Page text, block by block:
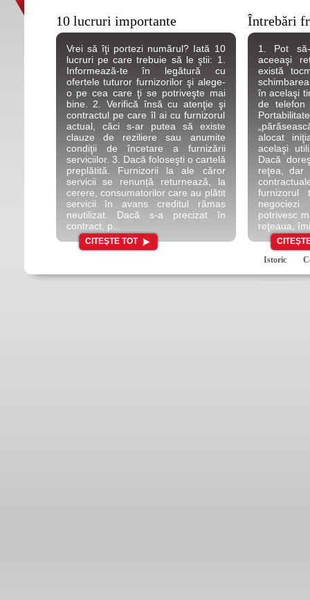
10 lucruri importante
Vrei să îţi portezi numărul? Iată 10
lucruri pe care trebuie să le ştii: 1.
Informează-te în legătură cu
ofertele tuturor furnizorilor şi alege-
o pe cea care ţi se potriveşte mai
bine. 2. Verifică însă cu atenţie şi
contractul pe care îl ai cu furnizorul
actual, căci s-ar putea să existe
clauze de reziliere sau anumite
condiţii de încetare a furnizării
serviciilor. 3. Dacă foloseşti o cartelă
preplătită. Furnizorii la ale căror
servicii se renunță returnează, la
cerere, consumatorilor care au plătit
servicii în avans creditul rămas
neutilizat. Dacă s-a precizat în
contract, p...
CITEŞTE TOT
Întrebări
1. Pot
aceeaşi
există
în acelaşi
de
alocat
acelaşi
Dacă
reţea, dar
potrivesc
reţeaua,
Istoric